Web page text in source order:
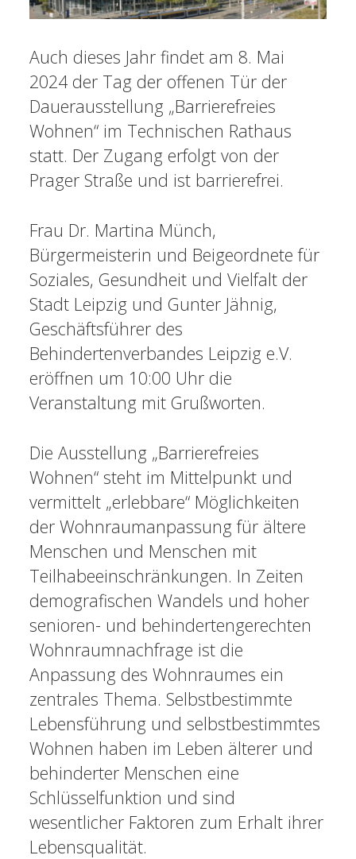
Auch dieses Jahr findet am 8. Mai
2024 der Tag der offenen Tür der
Dauerausstellung „Barrierefreies
Wohnen“ im Technischen Rathaus
statt. Der Zugang erfolgt von der
Prager Straße und ist barrierefrei.
Frau Dr. Martina Münch,
Bürgermeisterin und Beigeordnete für
Soziales, Gesundheit und Vielfalt der
Stadt Leipzig und Gunter Jähnig,
Geschäftsführer des
Behindertenverbandes Leipzig e.V.
eröffnen um 10:00 Uhr die
Veranstaltung mit Grußworten.
Die Ausstellung „Barrierefreies
Wohnen“ steht im Mittelpunkt und
vermittelt „erlebbare“ Möglichkeiten
der Wohnraumanpassung für ältere
Menschen und Menschen mit
Teilhabeeinschränkungen. In Zeiten
demografischen Wandels und hoher
senioren- und behindertengerechten
Wohnraumnachfrage ist die
Anpassung des Wohnraumes ein
zentrales Thema. Selbstbestimmte
Lebensführung und selbstbestimmtes
Wohnen haben im Leben älterer und
behinderter Menschen eine
Schlüsselfunktion und sind
wesentlicher Faktoren zum Erhalt ihrer
Lebensqualität.